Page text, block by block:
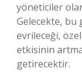
yöneticiler
Gelecekte, bu
evrileceği,
etkisinin
getirecektir.